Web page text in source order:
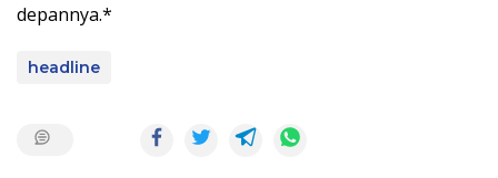
depannya.*
headline